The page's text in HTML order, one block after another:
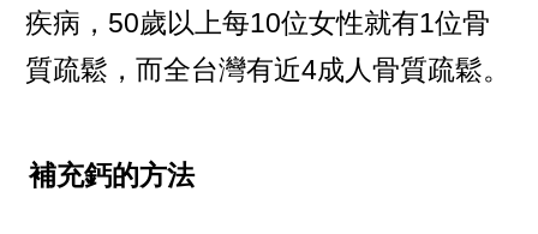
疾病，50歲以上每10位女性就有1位骨
質疏鬆，而全台灣有近4成人骨質疏鬆。
補充鈣的方法